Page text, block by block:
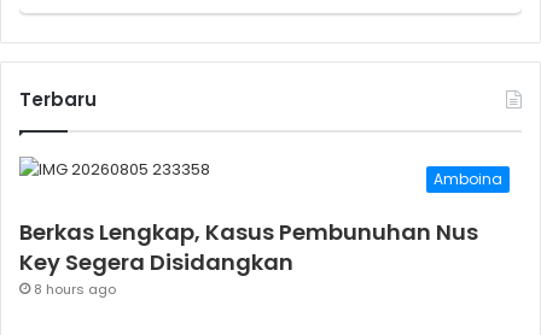
Terbaru
Amboina
Berkas Lengkap, Kasus Pembunuhan Nus
Key Segera Disidangkan
8 hours ago